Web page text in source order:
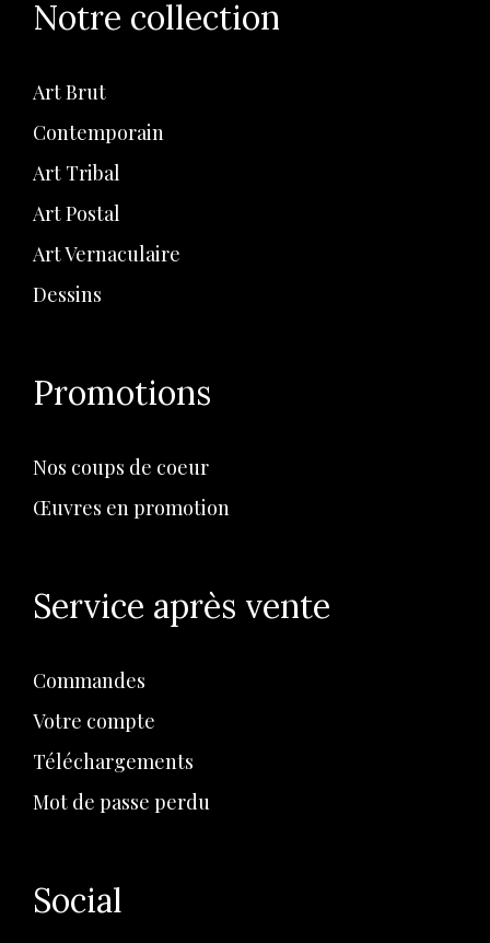
Notre collection
Art Brut
Contemporain
Art Tribal
Art Postal
Art Vernaculaire
Dessins
Promotions
Nos coups de coeur
Œuvres en promotion
Service après vente
Commandes
Votre compte
Téléchargements
Mot de passe perdu
Social